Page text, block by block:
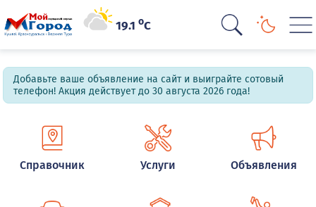
19.1oC
Добавьте ваше объявление на сайт и выиграйте сотовый
телефон! Акция действует до 30 августа 2026 года!
Справочник Услуги Объявления